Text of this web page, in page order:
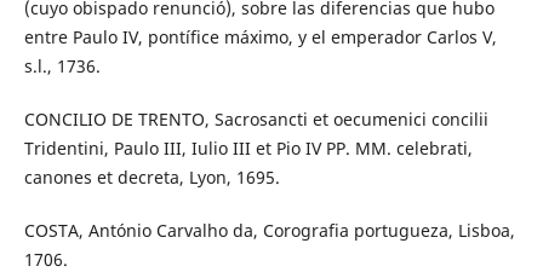
(cuyo obispado renunció), sobre las diferencias que hubo
entre Paulo IV, pontífice máximo, y el emperador Carlos V,
s.l., 1736.
CONCILIO DE TRENTO, Sacrosancti et oecumenici concilii
Tridentini, Paulo III, Iulio III et Pio IV PP. MM. celebrati,
canones et decreta, Lyon, 1695.
COSTA, António Carvalho da, Corografia portugueza, Lisboa,
1706.